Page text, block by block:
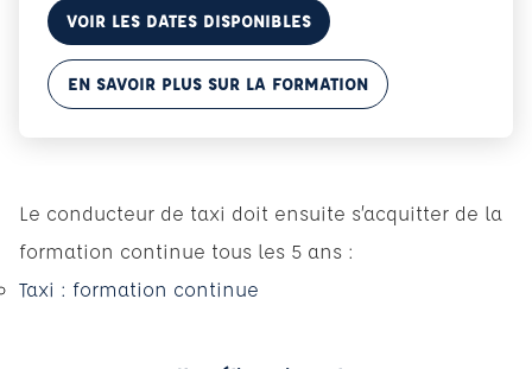
VOIR LES DATES DISPONIBLES
EN SAVOIR PLUS SUR LA FORMATION
Le conducteur de taxi doit ensuite s’acquitter de la
formation continue tous les 5 ans :
Taxi : formation continue